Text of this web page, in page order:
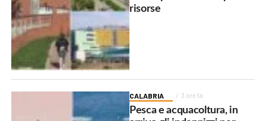
risorse
CALABRIA 3 ore fa
Pesca e acquacoltura, in